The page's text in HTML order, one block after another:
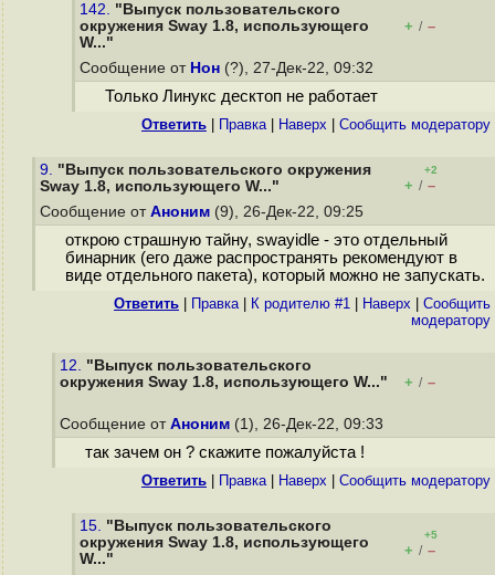
142. "Выпуск пользовательского
окружения Sway 1.8, использующего
W..."
+ / –
Сообщение от Нон (?), 27-Дек-22, 09:32
Только Линукс десктоп не работает
Ответить Правка| Наверх Cообщить модератору
9. "Выпуск пользовательского окружения
Sway 1.8, использующего W..."
+2
+ / –
Сообщение от Аноним (9), 26-Дек-22, 09:25
открою страшную тайну, swayidle - это отдельный
бинарник (его даже распространять рекомендуют в
виде отдельного пакета), который можно не запускать.
Ответить Правка| К родителю #1 Наверх
Cообщить
модератору
12. "Выпуск пользовательского
окружения Sway 1.8, использующего W..."
+ / –
Сообщение от Аноним (1), 26-Дек-22, 09:33
так зачем он ? скажите пожалуйста !
Ответить Правка| Наверх Cообщить модератору
15. "Выпуск пользовательского
окружения Sway 1.8, использующего
W..."
+5
+ / –